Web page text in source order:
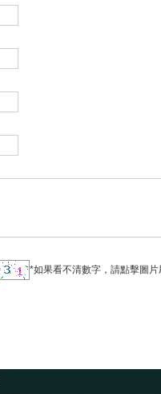
*如果看不清數字，請點擊圖